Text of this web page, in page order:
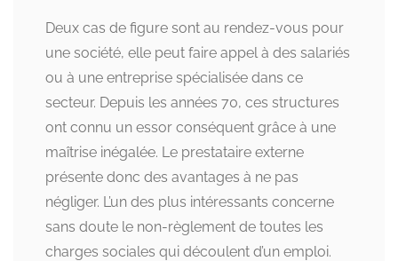
Deux cas de figure sont au rendez-vous pour
une société, elle peut faire appel à des salariés
ou à une entreprise spécialisée dans ce
secteur. Depuis les années 70, ces structures
ont connu un essor conséquent grâce à une
maîtrise inégalée. Le prestataire externe
présente donc des avantages à ne pas
négliger. L’un des plus intéressants concerne
sans doute le non-règlement de toutes les
charges sociales qui découlent d’un emploi.